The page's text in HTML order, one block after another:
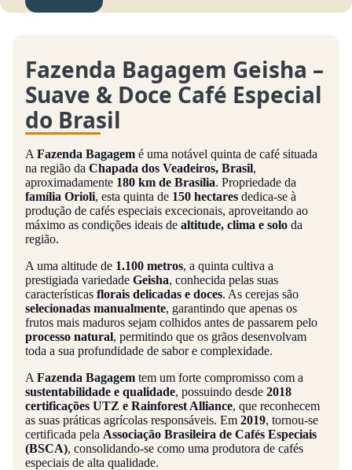
Fazenda Bagagem Geisha –
Suave & Doce Café Especial
do Brasil
A Fazenda Bagagem é uma notável quinta de café situada
na região da Chapada dos Veadeiros, Brasil,
aproximadamente 180 km de Brasília. Propriedade da
família Orioli, esta quinta de 150 hectares dedica-se à
produção de cafés especiais excecionais, aproveitando ao
máximo as condições ideais de altitude, clima e solo da
região.
A uma altitude de 1.100 metros, a quinta cultiva a
prestigiada variedade Geisha, conhecida pelas suas
características florais delicadas e doces. As cerejas são
selecionadas manualmente, garantindo que apenas os
frutos mais maduros sejam colhidos antes de passarem pelo
processo natural, permitindo que os grãos desenvolvam
toda a sua profundidade de sabor e complexidade.
A Fazenda Bagagem tem um forte compromisso com a
sustentabilidade e qualidade, possuindo desde 2018
certificações UTZ e Rainforest Alliance, que reconhecem
as suas práticas agrícolas responsáveis. Em 2019, tornou-se
certificada pela Associação Brasileira de Cafés Especiais
(BSCA), consolidando-se como uma produtora de cafés
especiais de alta qualidade.